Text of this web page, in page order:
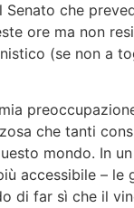
Senato che
ore ma non
(se non a
che tanti
mondo. In
accessibile – le
di far sì che il